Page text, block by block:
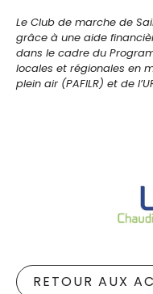
Le Club de marche de
grâce à une aide
dans le cadre du
locales et régionales en
plein air (PAFILR) et de
RETOUR AUX